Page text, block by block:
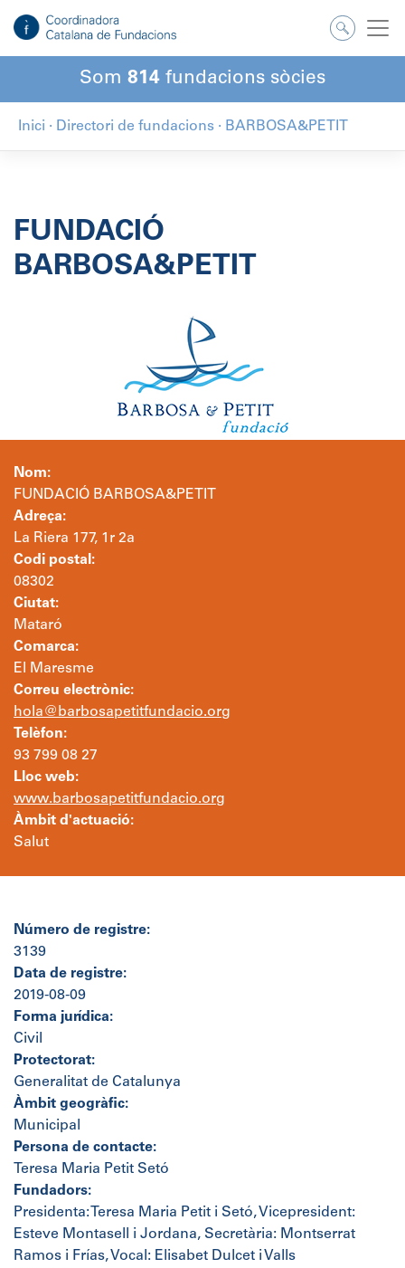
contingut
Som 814 fundacions sòcies
Inici · Directori de fundacions · BARBOSA&PETIT
FUNDACIÓ
BARBOSA&PETIT
Nom:
FUNDACIÓ BARBOSA&PETIT
Adreça:
La Riera 177, 1r 2a
Codi postal:
08302
Ciutat:
Mataró
Comarca:
El Maresme
Correu electrònic:
hola@barbosapetitfundacio.org
Telèfon:
93 799 08 27
Lloc web:
www.barbosapetitfundacio.org
Àmbit d'actuació:
Salut
Número de registre:
3139
Data de registre:
2019-08-09
Forma jurídica:
Civil
Protectorat:
Generalitat de Catalunya
Àmbit geogràfic:
Municipal
Persona de contacte:
Teresa Maria Petit Setó
Fundadors:
Presidenta: Teresa Maria Petit i Setó, Vicepresident:
Esteve Montasell i Jordana, Secretària: Montserrat
Ramos i Frías, Vocal: Elisabet Dulcet i Valls